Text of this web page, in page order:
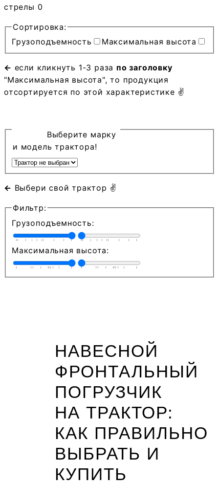
стрелы 0
Сортировка:
Грузоподъемность
Максимальная высота
← если кликнуть 1-3 раза по заголовку
"Максимальная высота", то продукция
отсортируется по этой характеристике ✌
Выберите марку
и модель трактора!
← Выбери свой трактор ✌
Фильтр:
Грузоподъемность:
Максимальная высота:
НАВЕСНОЙ
ФРОНТАЛЬНЫЙ
ПОГРУЗЧИК
НА ТРАКТОР:
КАК ПРАВИЛЬНО
ВЫБРАТЬ И
КУПИТЬ